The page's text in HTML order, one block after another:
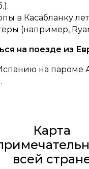
в Касабланку
(например,
на поезде из
на пароме
Карта
всей